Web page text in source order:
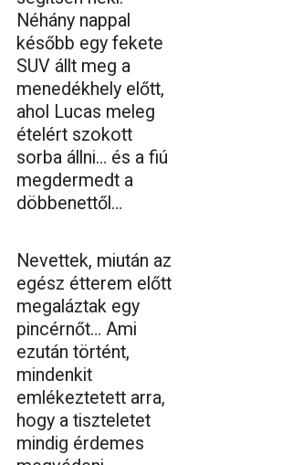
Néhány nappal
később egy fekete
SUV állt meg a
menedékhely előtt,
ahol Lucas meleg
ételért szokott
sorba állni… és a fiú
megdermedt a
döbbenettől…
Nevettek, miután az
egész étterem előtt
megaláztak egy
pincérnőt… Ami
ezután történt,
mindenkit
emlékeztetett arra,
hogy a tiszteletet
mindig érdemes